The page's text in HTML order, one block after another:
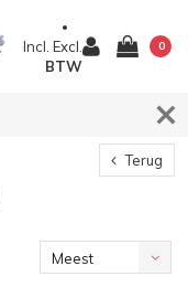
Incl. Excl.
BTW
0
Terug
Meest